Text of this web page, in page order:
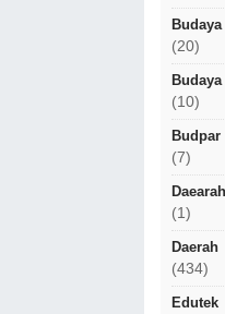
Budaya
(20)
(10)
Budpar
(7)
Daearah
(1)
Daerah
(434)
Edutek